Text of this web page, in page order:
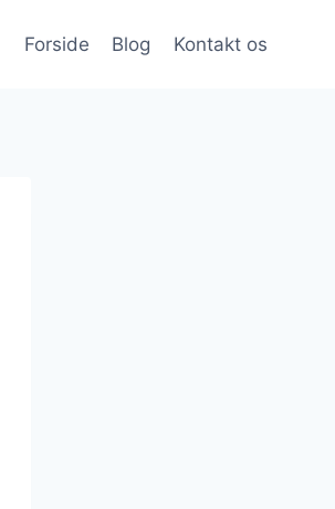
Forside Blog Kontakt os